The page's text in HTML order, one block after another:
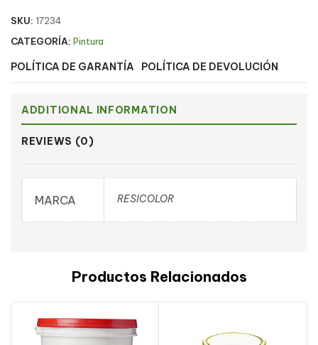
SKU: 17234
CATEGORÍA: Pintura
POLÍTICA DE GARANTÍA POLÍTICA DE DEVOLUCIÓN
ADDITIONAL INFORMATION
REVIEWS (0)
MARCA RESICOLOR
Productos Relacionados